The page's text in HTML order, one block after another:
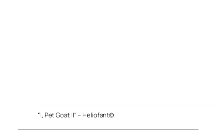
“I, Pet Goat II” – Heliofant©